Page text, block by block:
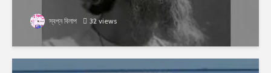
স্বপ্ন বিলাপ 32 views